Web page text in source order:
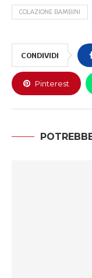
COLAZIONE BAMBINI
CONDIVIDI
Pinterest